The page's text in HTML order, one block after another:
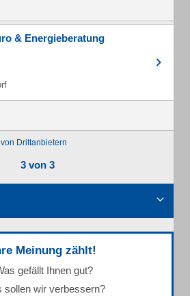
& Energieberatung
Drittanbietern
3 von 3
Meinung zählt!
gefällt Ihnen gut?
sollen wir verbessern?